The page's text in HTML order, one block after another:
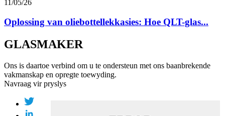
11/05/26
Oplossing van oliebottellekkasies: Hoe QLT-glas...
GLASMAKER
Ons is daartoe verbind om u te ondersteun met ons baanbrekende
vakmanskap en opregte toewyding.
Navraag vir pryslys